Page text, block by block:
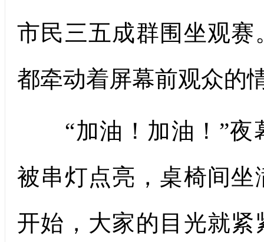
市民三五成群围坐观
都牵动着屏幕前观众的
“加油！加油！”夜
被串灯点亮，桌椅间
开始，大家的目光就